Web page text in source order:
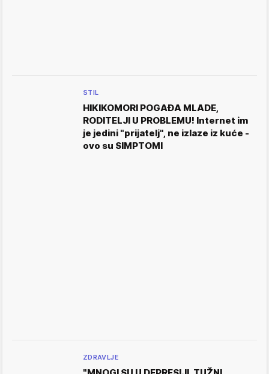
STIL
HIKIKOMORI POGAĐA MLADE,
RODITELJI U PROBLEMU! Internet im
je jedini "prijatelj", ne izlaze iz kuće -
ovo su SIMPTOMI
ZDRAVLJE